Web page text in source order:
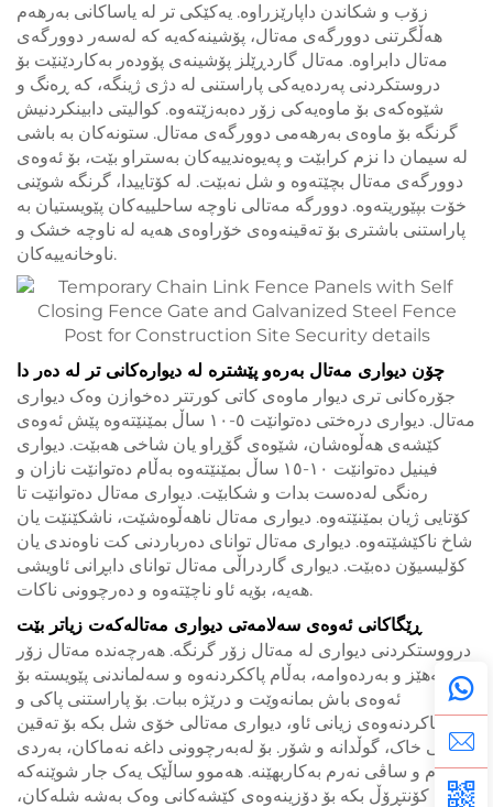
زۆب و شکاندن داپارێزراوە. یەکێکی تر لە یاساکانی بەرهەم
هەڵگرتنی دوورگەی مەتال، پۆشینەکەیە کە لەسەر دوورگەی
مەتال دابراوە. مەتال گاردڕێلز پۆشینەی پۆودەر بەکاردێنێت بۆ
دروستکردنی پەردەیەکی پاراستنی لە دژی ژینگە، کە ڕەنگ و
شێوەکەی بۆ ماوەیەکی زۆر دەبەزێتەوه. کوالیتی دابینکردنیش
گرنگە بۆ ماوەی بەرهەمی دوورگەی مەتال. ستونەکان بە باشی
لە سیمان دا نزم کرابێت و پەیوەندییەکان بەستراو بێت، بۆ ئەوەی
دوورگەی مەتال بچێتەوە و شل نەبێت. لە کۆتاییدا، گرنگە شوێنی
خۆت بپێوریتەوه. دوورگە مەتالی ناوچە ساحلییەکان پێویستیان بە
پاراستنی باشتری بۆ تەقینەوەی خۆراوەی هەیە لە ناوچە خشک و
ناوخانەییەکان.
چۆن دیواری مەتال بەرەو پێشترە لە دیوارەکانی تر لە دەر دا
جۆرەکانی تری دیوار ماوەی کاتی کورتتر دەخوازن وەک دیواری
مەتال. دیواری درەختی دەتوانێت ٥-١٠ ساڵ بمێنێتەوە پێش ئەوەی
کێشەی هەڵوەشان، شێوەی گۆڕاو یان شاخی هەبێت. دیواری
فینیل دەتوانێت ١٠-١٥ ساڵ بمێنێتەوە بەڵام دەتوانێت نازان و
رەنگی لەدەست بدات و شکابێت. دیواری مەتال دەتوانێت تا
کۆتایی ژیان بمێنێتەوە. دیواری مەتال ناهەڵوەشێت، ناشکێنێت یان
شاخ ناکێشێتەوە. دیواری مەتال توانای دەرباردنی کت ناوەندی یان
کۆلیسیۆن دەبێت. دیواری گاردراڵی مەتال توانای دابڕانی ئاویشی
هەیە، بۆیە ئاو ناچێتەوە و دەرچوونی ناکات.
ڕێگاکانی ئەوەی سەلامەتی دیواری مەتالەکەت زیاتر بێت
درووستکردنی دیواری لە مەتال زۆر گرنگە. هەرچەندە مەتال زۆر
بەهێز و بەردەوامە، بەڵام پاککردنەوە و سەلماندنی پێویستە بۆ
ئەوەی باش بمانەوێت و درێژە ببات. بۆ پاراستنی پاکی و
چاکردنەوەی زیانی ئاو، دیواری مەتالی خۆی شل بکە بۆ تەقین
کردنی خاک، گوڵدانە و شۆر. بۆ لەبەرچوونی داغە نەماکان، بەردی
نەرم و ساڤی نەرم بەکاربهێنه. هەموو ساڵێک یەک جار شوێنەکە
کۆنتڕۆڵ بکە بۆ دۆزینەوەی کێشەکانی وەک بەشە شلەکان،